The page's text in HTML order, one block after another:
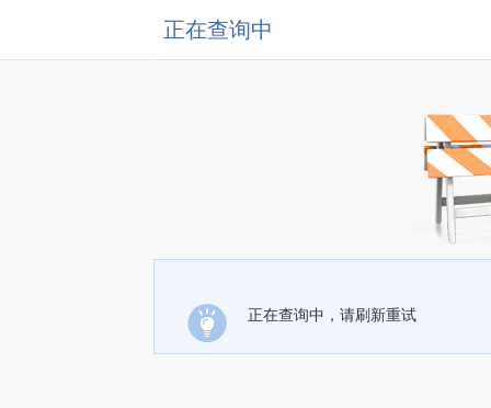
正在查询中
正在查询中，请刷新重试